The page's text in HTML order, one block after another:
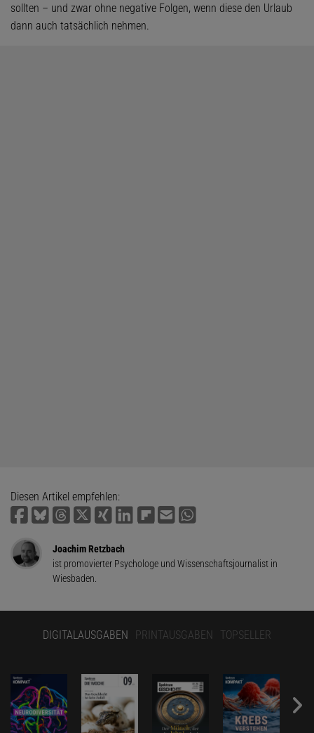
sollten – und zwar ohne negative Folgen, wenn diese den Urlaub
dann auch tatsächlich nehmen.
Diesen Artikel empfehlen:
Joachim Retzbach
ist promovierter Psychologe und Wissenschaftsjournalist in
Wiesbaden.
DIGITALAUSGABEN PRINTAUSGABEN TOPSELLER